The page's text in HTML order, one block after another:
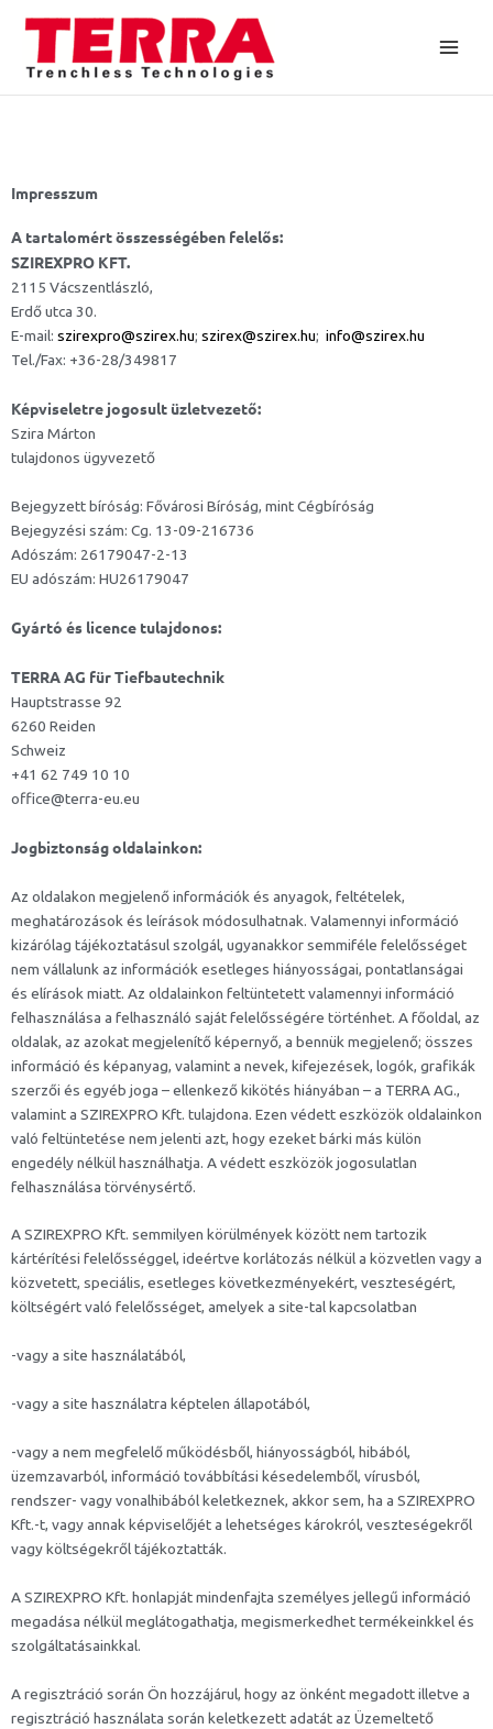
content
Impresszum
A tartalomért összességében felelős:
SZIREXPRO KFT.
2115 Vácszentlászló,
Erdő utca 30.
E-mail: szirexpro@szirex.hu; szirex@szirex.hu; info@szirex.hu
Tel./Fax: +36-28/349817
Képviseletre jogosult üzletvezető:
Szira Márton
tulajdonos ügyvezető
Bejegyzett bíróság: Fővárosi Bíróság, mint Cégbíróság
Bejegyzési szám: Cg. 13-09-216736
Adószám: 26179047-2-13
EU adószám: HU26179047
Gyártó és licence tulajdonos:
TERRA AG für Tiefbautechnik
Hauptstrasse 92
6260 Reiden
Schweiz
+41 62 749 10 10
office@terra-eu.eu
Jogbiztonság oldalainkon:
Az oldalakon megjelenő információk és anyagok, feltételek,
meghatározások és leírások módosulhatnak. Valamennyi információ
kizárólag tájékoztatásul szolgál, ugyanakkor semmiféle felelősséget
nem vállalunk az információk esetleges hiányosságai, pontatlanságai
és elírások miatt. Az oldalainkon feltüntetett valamennyi információ
felhasználása a felhasználó saját felelősségére történhet. A főoldal, az
oldalak, az azokat megjelenítő képernyő, a bennük megjelenő; összes
információ és képanyag, valamint a nevek, kifejezések, logók, grafikák
szerzői és egyéb joga – ellenkező kikötés hiányában – a TERRA AG.,
valamint a SZIREXPRO Kft. tulajdona. Ezen védett eszközök oldalainkon
való feltüntetése nem jelenti azt, hogy ezeket bárki más külön
engedély nélkül használhatja. A védett eszközök jogosulatlan
felhasználása törvénysértő.
A SZIREXPRO Kft. semmilyen körülmények között nem tartozik
kártérítési felelősséggel, ideértve korlátozás nélkül a közvetlen vagy a
közvetett, speciális, esetleges következményekért, veszteségért,
költségért való felelősséget, amelyek a site-tal kapcsolatban
-vagy a site használatából,
-vagy a site használatra képtelen állapotából,
-vagy a nem megfelelő működésből, hiányosságból, hibából,
üzemzavarból, információ továbbítási késedelemből, vírusból,
rendszer- vagy vonalhibából keletkeznek, akkor sem, ha a SZIREXPRO
Kft.-t, vagy annak képviselőjét a lehetséges károkról, veszteségekről
vagy költségekről tájékoztatták.
A SZIREXPRO Kft. honlapját mindenfajta személyes jellegű információ
megadása nélkül meglátogathatja, megismerkedhet termékeinkkel és
szolgáltatásainkkal.
A regisztráció során Ön hozzájárul, hogy az önként megadott illetve a
regisztráció használata során keletkezett adatát az Üzemeltető